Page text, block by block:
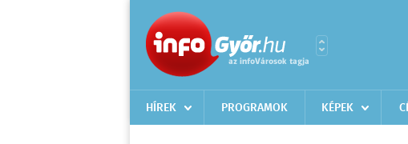
HÍREK PROGRAMOK KÉPEK